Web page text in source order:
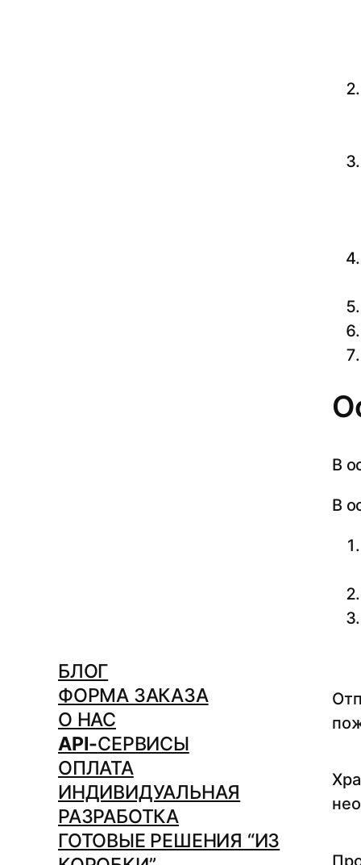
БЛОГ
ФОРМА ЗАКАЗА
О НАС
API-СЕРВИСЫ
ОПЛАТА
ИНДИВИДУАЛЬНАЯ
РАЗРАБОТКА
ГОТОВЫЕ РЕШЕНИЯ “ИЗ
В
В